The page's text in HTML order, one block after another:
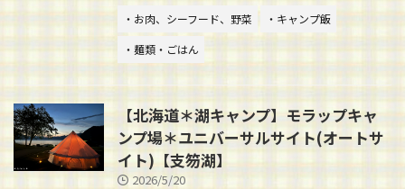
・お肉、シーフード、野菜
・キャンプ飯
・麺類・ごはん
【北海道＊湖キャンプ】モラップキャ
ンプ場＊ユニバーサルサイト(オートサ
イト)【支笏湖】
2026/5/20